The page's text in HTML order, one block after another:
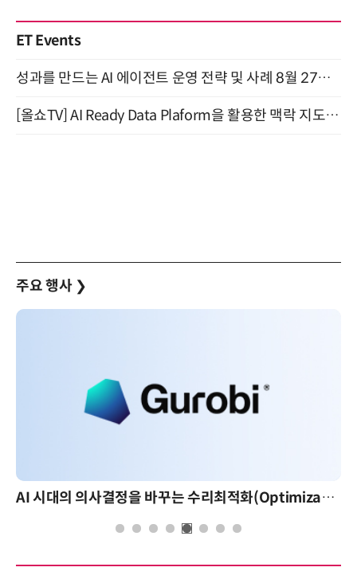
ET Events
성과를 만드는 AI 에이전트 운영 전략 및 사례 8월 27일 개최
[올쇼TV] AI Ready Data Plaform을 활용한 맥락 지도 구축 방안과 실제 데모 소개 (8/25 생방송)
주요 행사 ❯
AI 시대의 의사결정을 바꾸는 수리최적화(Optimization): 실제 산업 적용 사례와 활용 전략